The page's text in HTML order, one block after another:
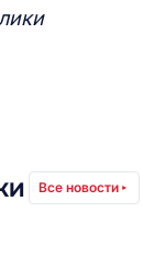
Все новости